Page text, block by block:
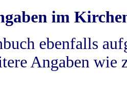
im
ebenfalls
Angaben wie